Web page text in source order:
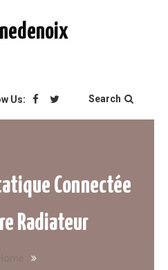
Us: Search
Connectée
Radiateur
Home